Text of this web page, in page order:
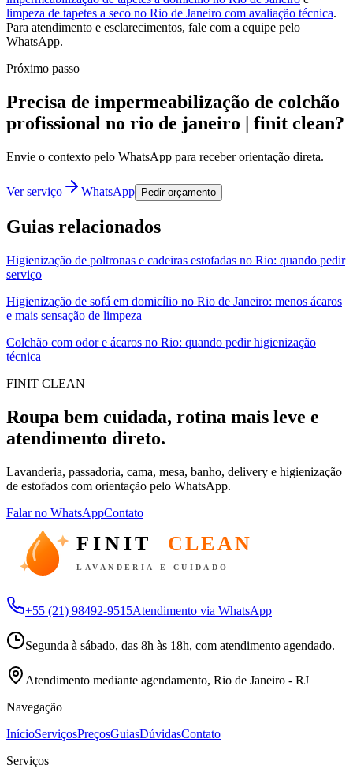
limpeza de tapetes a seco no Rio de Janeiro com avaliação técnica.
Para atendimento e esclarecimentos, fale com a equipe pelo
WhatsApp.
Próximo passo
Precisa de impermeabilização de colchão
profissional no rio de janeiro | finit clean?
Envie o contexto pelo WhatsApp para receber orientação direta.
Ver serviço WhatsApp Pedir orçamento
Guias relacionados
Higienização de poltronas e cadeiras estofadas no Rio: quando pedir
serviço
Higienização de sofá em domicílio no Rio de Janeiro: menos ácaros
e mais sensação de limpeza
Colchão com odor e ácaros no Rio: quando pedir higienização
técnica
FINIT CLEAN
Roupa bem cuidada, rotina mais leve e
atendimento direto.
Lavanderia, passadoria, cama, mesa, banho, delivery e higienização
de estofados com orientação pelo WhatsApp.
Falar no WhatsAppContato
FINIT CLEAN
LAVANDERIA E CUIDADO
+55 (21) 98492-9515Atendimento via WhatsApp
Segunda à sábado, das 8h às 18h, com atendimento agendado.
Atendimento mediante agendamento, Rio de Janeiro - RJ
Navegação
InícioServiçosPreçosGuiasDúvidasContato
Serviços